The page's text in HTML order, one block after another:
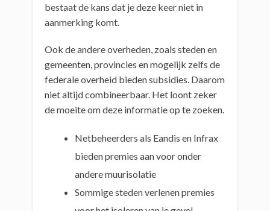
bestaat de kans dat je deze keer niet in
aanmerking komt.
Ook de andere overheden, zoals steden en
gemeenten, provincies en mogelijk zelfs de
federale overheid bieden subsidies. Daarom
niet altijd combineerbaar. Het loont zeker
de moeite om deze informatie op te zoeken.
Netbeheerders als Eandis en Infrax
bieden premies aan voor onder
andere muurisolatie
Sommige steden verlenen premies